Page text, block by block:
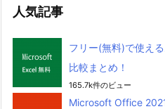
人気記事
フリー(無料)で使え
比較まとめ！
165.7k件のビュー
Microsoft Office